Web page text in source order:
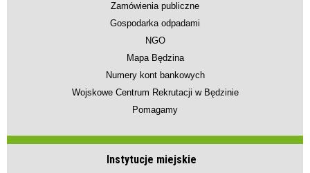
Zamówienia publiczne
Gospodarka odpadami
NGO
Mapa Będzina
Numery kont bankowych
Wojskowe Centrum Rekrutacji w Będzinie
Pomagamy
Instytucje miejskie